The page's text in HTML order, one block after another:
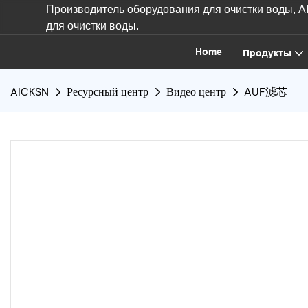
Производитель оборудования для очистки воды,
для очистки воды.
Home Продукты
AICKSN Ресурсный центр Видео центр AUF滤芯